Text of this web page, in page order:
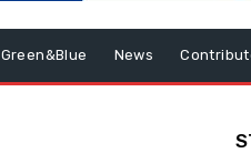
Green&Blue News